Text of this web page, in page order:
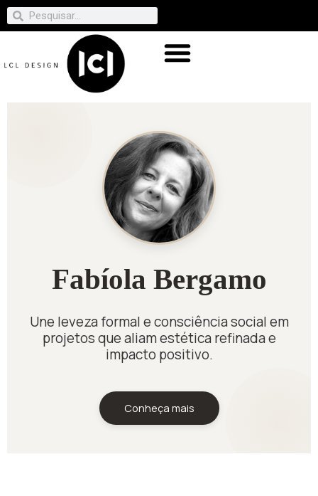
Fabíola Bergamo
Une leveza formal e consciência social em
projetos que aliam estética refinada e
impacto positivo.
Conheça mais